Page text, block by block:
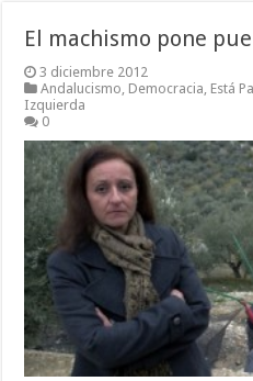
El machismo pone
3 diciembre 2012
Andalucismo, Democracia, Está
Izquierda
0